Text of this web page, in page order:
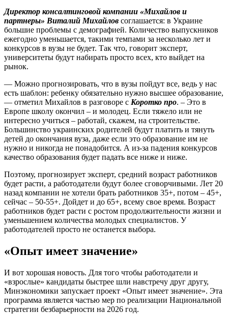
Директор консалтинговой компании «Михайлов и
партнеры» Виталий Михайлов соглашается: в Украине
большие проблемы с демографией. Количество выпускников
ежегодно уменьшается, такими темпами за несколько лет и
конкурсов в вузы не будет. Так что, говорит эксперт,
университеты будут набирать просто всех, кто выйдет на
рынок.
— Можно прогнозировать, что в вузы пойдут все, ведь у нас
есть шаблон: ребенку обязательно нужно высшее образование,
— отметил Михайлов в разговоре с Коротко про. – Это в
Европе школу окончил – и молодец. Если тяжело или не
интересно учиться – работай, скажем, на строительстве.
Большинство украинских родителей будут платить и тянуть
детей до окончания вуза, даже если это образование им не
нужно и никогда не понадобится. А из-за падения конкурсов
качество образования будет падать все ниже и ниже.
Поэтому, прогнозирует эксперт, средний возраст работников
будет расти, а работодатели будут более сговорчивыми. Лет 20
назад компании не хотели брать работников 35+, потом – 45+,
сейчас – 50-55+. Дойдет и до 65+, всему свое время. Возраст
работников будет расти с ростом продолжительности жизни и
уменьшением количества молодых специалистов. У
работодателей просто не останется выбора.
«Опыт имеет значение»
И вот хорошая новость. Для того чтобы работодатели и
«взрослые» кандидаты быстрее шли навстречу друг другу,
Минэкономики запускает проект «Опыт имеет значение». Эта
программа является частью мер по реализации Национальной
стратегии безбарьерности на 2026 год.